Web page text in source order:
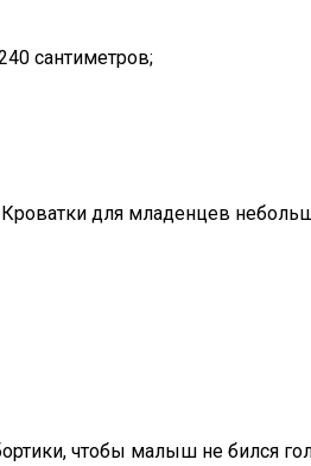
сантиметров;
для младенцев
чтобы малыш не бился